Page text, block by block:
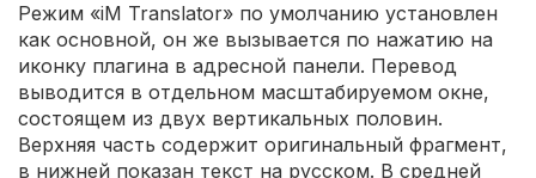
Режим «iM Translator» по умолчанию установлен
как основной, он же вызывается по нажатию на
иконку плагина в адресной панели. Перевод
выводится в отдельном масштабируемом окне,
состоящем из двух вертикальных половин.
Верхняя часть содержит оригинальный фрагмент,
в нижней показан текст на русском. В средней